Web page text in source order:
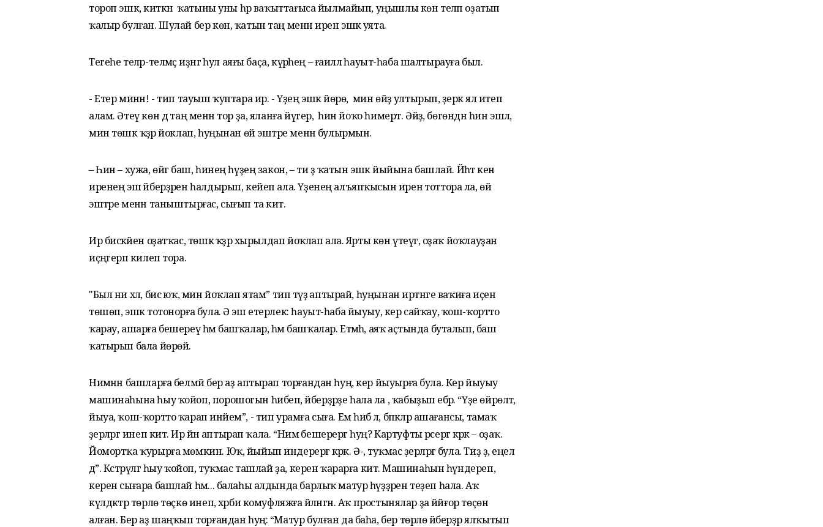
тороп эшкә, киткән ә ҡатыны уны һәр ваҡыттағыса йылмайып, уңышлы көн теләп оҙатып
ҡалыр булған. Шулай бер көн, ҡатын таң менән ирен эшкә уята.
Тегеһе теләр-теләмәҫ иҙәнгә һул аяғы баҫа, күрәһең – ғаиләлә һауыт-һаба шалтырауға был.
- Етер минән! - тип тауыш ҡуптара ир. - Үҙең эшкә йөрө, ә мин өйҙә ултырып, әҙерәк ял итеп
алам. Әтеү көн дә таң менән тор ҙа, яланға йүгер, ә һин йоҡо һимерт. Әйҙә, бөгөндән һин эшлә, ә
мин төшкә ҡәҙәр йоклап, һуңынан өй эштәре менән булырмын.
– Һин – хужа, өйгә баш, һинең һүҙең закон, – ти ҙә ҡатын эшкә йыйына башлай. Йәһәт кенә
иренең эш әйберҙәрен һалдырып, кейеп ала. Үҙенең алъяпҡысын иренә тоттора ла, өй
эштәре менән таныштырғас, сығып та китә.
Ир бисәкәйен оҙатҡас, төшкә ҡәҙәр хырылдап йоҡлап ала. Ярты көн үтеүгә, оҙаҡ йоҡлауҙан
иҫәңгерәп килеп тора.
"Был ни хәл, бисә юҡ, мин йоҡлап ятам” тип тәүҙә аптырай, һуңынан иртәнге ваҡиға иҫенә
төшөп, эшкә тотонорға була. Ә эш етерлек: һауыт-һаба йыуыу, кер сайҡау, ҡош-ҡортто
ҡарау, ашарға бешереү һәм башҡалар, һәм башҡалар. Етмәһә, аяҡ аҫтында буталып, баш
ҡатырып бала йөрөй.
Нимәнән башларға белмәй бер аҙ аптырап торғандан һуң, кер йыуырға була. Кер йыуыу
машинаһына һыу ҡойоп, порошогын һибеп, әйберҙәрҙе һала ла , ҡабыҙып ебәрә. “Үҙе өйрөлтә,
йыуа, ҡош-ҡортто ҡарап инәйем”, - тип урамға сыға. Ем һибә лә, бәпкәләр ашағансы, тамаҡ
әҙерләргә инеп китә. Ир йәнә аптырап ҡала. “Нимә бешерергә һуң? Картуфты әрсергә кәрәк – оҙаҡ.
Йомортҡа ҡурырға мөмкин. Юҡ, йыйып индерергә кәрәк. Ә-ә, туҡмас әҙерләргә була. Тиҙ ҙә, еңел
дә”. Кәстрүлгә һыу ҡойоп, туҡмас ташлай ҙа, керен ҡарарға китә. Машинаһын һүндереп,
керен сығара башлай һәм... балаһы алдында барлыҡ матур һүҙҙәрен теҙеп һала. Аҡ
күлдәктәр төрлө төҫкө инеп, хәрби комуфляжға әйләнгән. Аҡ простынялар ҙа йәйғор төҫөн
алған. Бер аҙ шаңҡып торғандан һуң: “Матур булған да баһа, бер төрлө әйберҙәр ялҡытып